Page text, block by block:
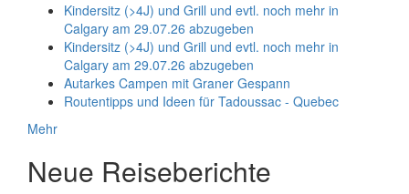
Kindersitz (>4J) und Grill und evtl. noch mehr in
Calgary am 29.07.26 abzugeben
Kindersitz (>4J) und Grill und evtl. noch mehr in
Calgary am 29.07.26 abzugeben
Autarkes Campen mit Graner Gespann
Routentipps und Ideen für Tadoussac - Quebec
Mehr
Neue Reiseberichte